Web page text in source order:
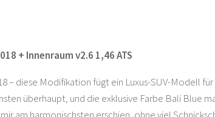
+ Innenraum v2.6 1,46 ATS
– diese Modifikation fügt ein Luxus-SUV-Modell
überhaupt, und die exklusive Farbe Bali Blue